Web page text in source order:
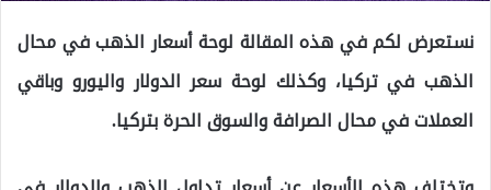
نستعرض لكم في هذه المقالة لوحة أسعار الذهب في محال
الذهب في تركيا، وكذلك لوحة سعر الدولار واليورو وباقي
العملات في محال الصرافة والسوق الحرة بتركيا.